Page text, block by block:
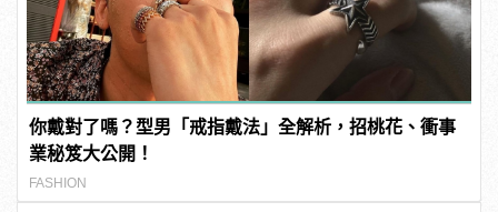
你戴對了嗎？型男「戒指戴法」全解析，招桃花、衝事
業秘笈大公開！
FASHION